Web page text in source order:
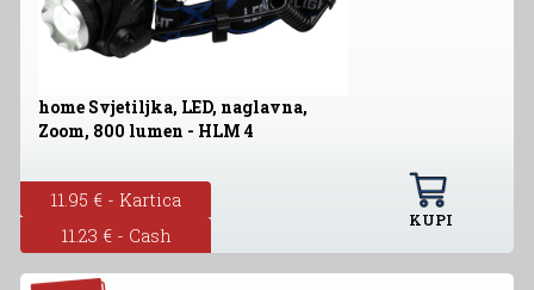
home Svjetiljka, LED, naglavna,
Zoom, 800 lumen - HLM 4
11.95 € - Kartica
11.23 € - Cash
KUPI